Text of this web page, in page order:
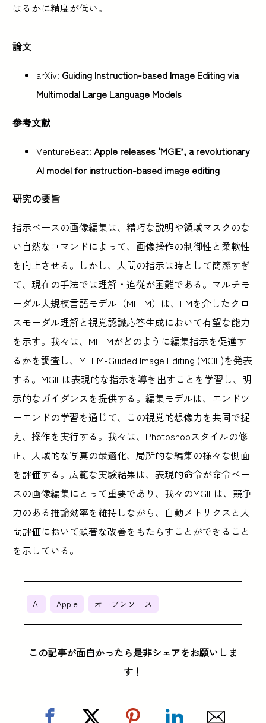
はるかに精度が低い。
論文
arXiv: Guiding Instruction-based Image Editing via
Multimodal Large Language Models
参考文献
VentureBeat:Apple releases ‘MGIE’, a revolutionary
AI model for instruction-based image editing
研究の要旨
指示ベースの画像編集は、精巧な説明や領域マスクのな
い自然なコマンドによって、画像操作の制御性と柔軟性
を向上させる。しかし、人間の指示は時として簡潔すぎ
て、現在の手法では理解・追従が困難である。マルチモ
ーダル大規模言語モデル（MLLM）は、LMを介したクロ
スモーダル理解と視覚認識応答生成において有望な能力
を示す。我々は、MLLMがどのように編集指示を促進す
るかを調査し、MLLM-Guided Image Editing (MGIE)を発表
する。MGIEは表現的な指示を導き出すことを学習し、明
示的なガイダンスを提供する。編集モデルは、エンドツ
ーエンドの学習を通じて、この視覚的想像力を共同で捉
え、操作を実行する。我々は、Photoshopスタイルの修
正、大域的な写真の最適化、局所的な編集の様々な側面
を評価する。広範な実験結果は、表現的命令が命令ベー
スの画像編集にとって重要であり、我々のMGIEは、競争
力のある推論効率を維持しながら、自動メトリクスと人
間評価において顕著な改善をもたらすことができること
を示している。
AI Apple オープンソース
この記事が面白かったら是非シェアをお願いしま
す！